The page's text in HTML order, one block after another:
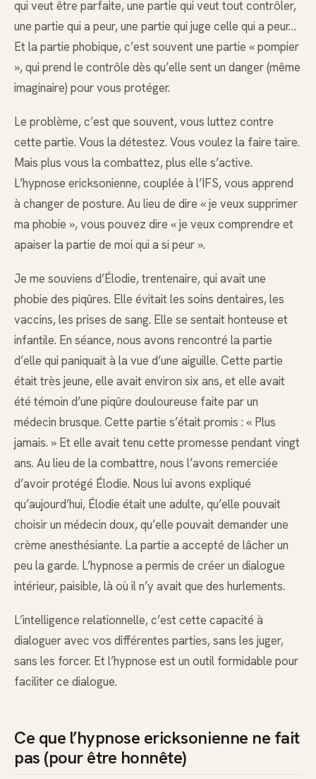
qui veut être parfaite, une partie qui veut tout contrôler,
une partie qui a peur, une partie qui juge celle qui a peur…
Et la partie phobique, c’est souvent une partie « pompier
», qui prend le contrôle dès qu’elle sent un danger (même
imaginaire) pour vous protéger.
Le problème, c’est que souvent, vous luttez contre
cette partie. Vous la détestez. Vous voulez la faire taire.
Mais plus vous la combattez, plus elle s’active.
L’hypnose ericksonienne, couplée à l’IFS, vous apprend
à changer de posture. Au lieu de dire « je veux supprimer
ma phobie », vous pouvez dire « je veux comprendre et
apaiser la partie de moi qui a si peur ».
Je me souviens d’Élodie, trentenaire, qui avait une
phobie des piqûres. Elle évitait les soins dentaires, les
vaccins, les prises de sang. Elle se sentait honteuse et
infantile. En séance, nous avons rencontré la partie
d’elle qui paniquait à la vue d’une aiguille. Cette partie
était très jeune, elle avait environ six ans, et elle avait
été témoin d’une piqûre douloureuse faite par un
médecin brusque. Cette partie s’était promis : « Plus
jamais. » Et elle avait tenu cette promesse pendant vingt
ans. Au lieu de la combattre, nous l’avons remerciée
d’avoir protégé Élodie. Nous lui avons expliqué
qu’aujourd’hui, Élodie était une adulte, qu’elle pouvait
choisir un médecin doux, qu’elle pouvait demander une
crème anesthésiante. La partie a accepté de lâcher un
peu la garde. L’hypnose a permis de créer un dialogue
intérieur, paisible, là où il n’y avait que des hurlements.
L’intelligence relationnelle, c’est cette capacité à
dialoguer avec vos différentes parties, sans les juger,
sans les forcer. Et l’hypnose est un outil formidable pour
faciliter ce dialogue.
Ce que l’hypnose ericksonienne ne fait
pas (pour être honnête)